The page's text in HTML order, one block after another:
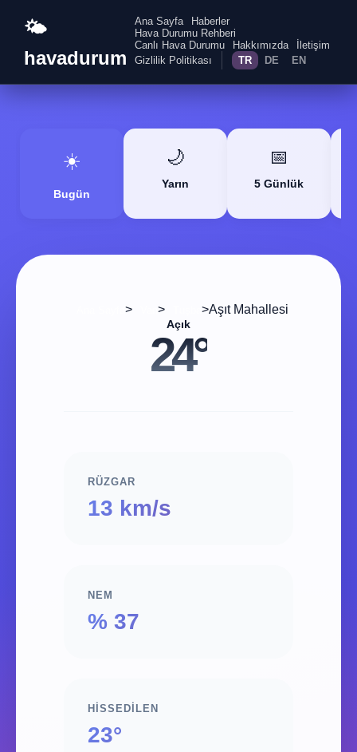
🌤️
havadurum
Ana Sayfa
Haberler
Hava Durumu Rehberi
Canlı Hava Durumu
Hakkımızda
İletişim
Gizlilik Politikası
TR DE EN
☀️
Bugün
🌙
Yarın
📅
5 Günlük
> > >Aşıt Mahallesi
Açık
24°
RÜZGAR
13 km/s
NEM
% 37
HISSEDILEN
23°